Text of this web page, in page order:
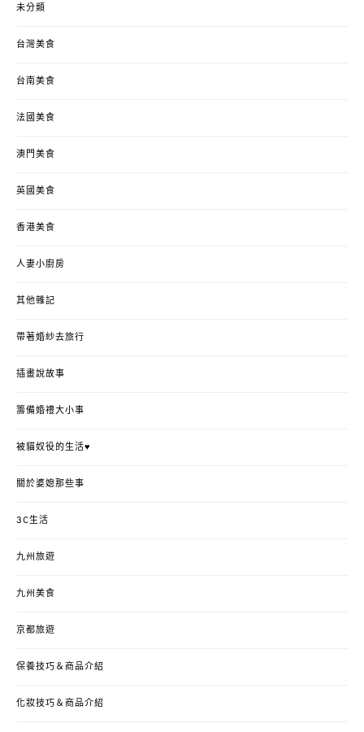
未分類
台灣美食
台南美食
法國美食
澳門美食
英國美食
香港美食
人妻小廚房
其他雜記
帶著婚紗去旅行
插畫說故事
籌備婚禮大小事
被貓奴役的生活♥
關於婆媳那些事
3C生活
九州旅遊
九州美食
京都旅遊
保養技巧＆商品介紹
化妝技巧＆商品介紹